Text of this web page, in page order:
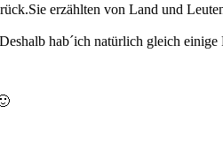
erzählten von Land und
hab´ich natürlich gleich